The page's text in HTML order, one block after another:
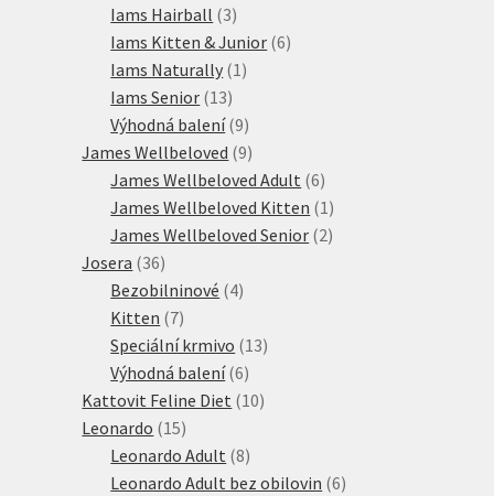
produktů
Iams Hairball 33
produkty
Iams Kitten & Junior 66
Iams Naturally 1 1
Iams Senior 1313
produktů
Výhodná balení 99
produktů
James Wellbeloved 99
produktů
James Wellbeloved Adult 66
produktů
James Wellbeloved Kitten 1 1
produkt
James Wellbeloved Senior 22
Josera 3636
produktů
Bezobilninové 44
Kitten 77
produktů
Speciální krmivo 1313
Výhodná balení 66
produktů
Kattovit Feline Diet 1010
Leonardo 1515
produktů
Leonardo Adult 88
produktů
Leonardo Adult bez obilovin 66